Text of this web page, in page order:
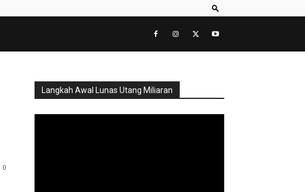
0
Langkah Awal Lunas Utang Miliaran